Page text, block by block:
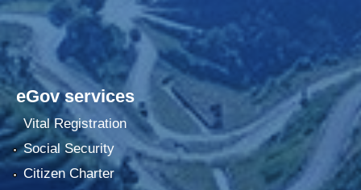
eGov services
Vital Registration
Social Security
Citizen Charter